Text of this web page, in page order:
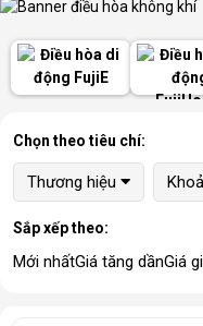
Chọn theo tiêu chí:
Thương hiệu
Sắp xếp theo:
Mới nhấtGiá tăng dầnGiá